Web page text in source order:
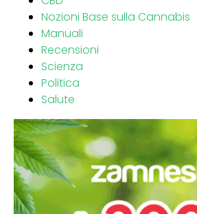
Nozioni Base sulla Cannabis
Manuali
Recensioni
Scienza
Politica
Salute